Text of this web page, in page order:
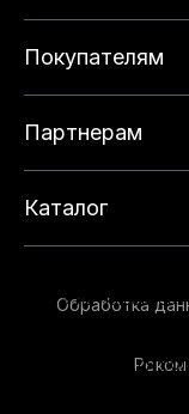
Покупателям
Партнерам
Каталог
Обработка
опыта на нашем
данный сайт, вы
технологий. Для